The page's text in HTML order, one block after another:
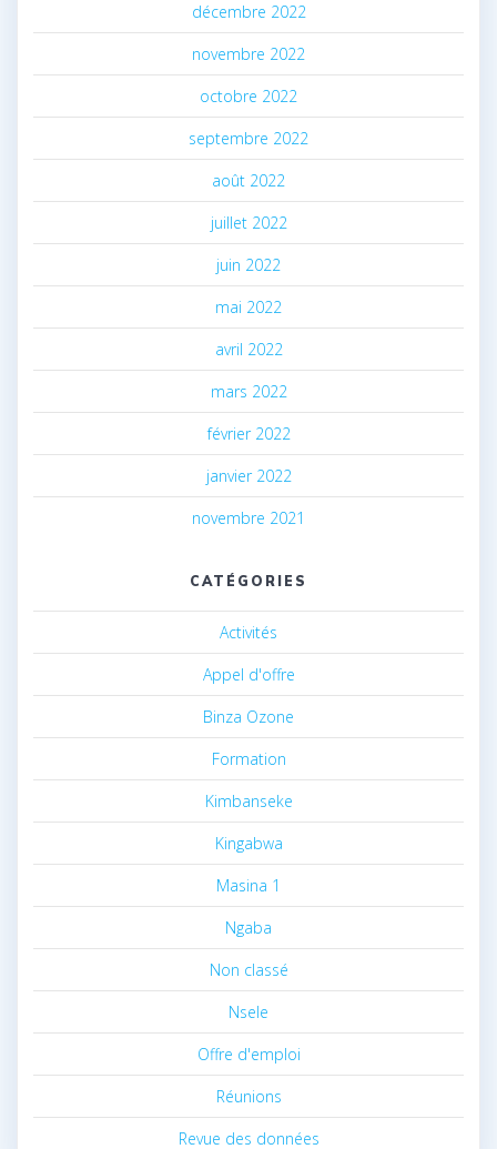
décembre 2022
novembre 2022
octobre 2022
septembre 2022
août 2022
juillet 2022
juin 2022
mai 2022
avril 2022
mars 2022
février 2022
janvier 2022
novembre 2021
CATÉGORIES
Activités
Appel d'offre
Binza Ozone
Formation
Kimbanseke
Kingabwa
Masina 1
Ngaba
Non classé
Nsele
Offre d'emploi
Réunions
Revue des données